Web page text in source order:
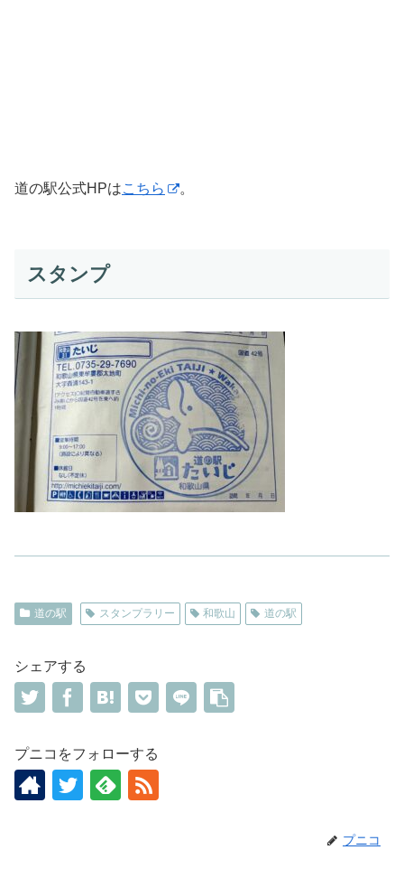
道の駅公式HPはこちら 。
スタンプ
道の駅 スタンプラリー 和歌山 道の駅
シェアする
プニコをフォローする
プニコ